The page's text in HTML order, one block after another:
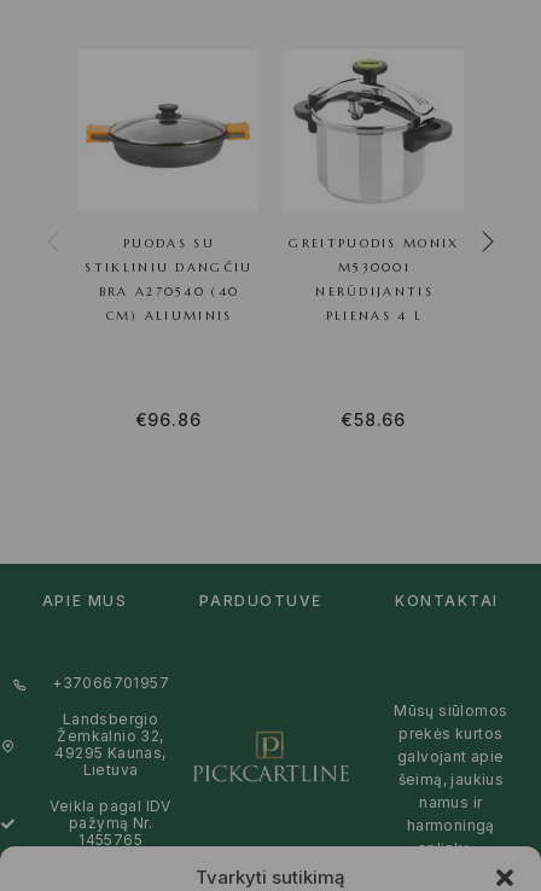
Tvarkyti sutikimą
PUODAS SU
STIKLINIU DANGČIU
BRA A270540 (40
CM) ALIUMINIS
€96.86
GREITPUODIS MONIX
M530001
NERŪDIJANTIS
PLIENAS 4 L
€58.66
APIE MUS PARDUOTUVĖ KONTAKTAI
+37066701957
Landsbergio
Žemkalnio 32,
49295 Kaunas,
Lietuva
Veikla pagal IDV
pažymą Nr.
1455765
Mūsų siūlomos
prekės kurtos
galvojant apie
šeimą, jaukius
namus ir
harmoningą
aplinką –